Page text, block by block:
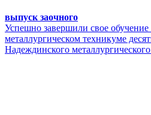
выпуск заочного
Успешно завершили свое
металлургическом техникуме
Надеждинского металлургического